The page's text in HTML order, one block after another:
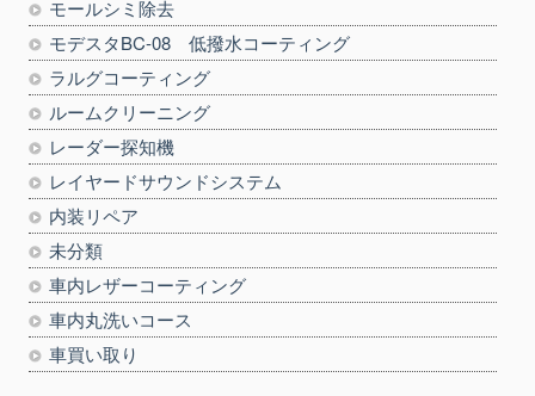
モールシミ除去
モデスタBC-08 低撥水コーティング
ラルグコーティング
ルームクリーニング
レーダー探知機
レイヤードサウンドシステム
内装リペア
未分類
車内レザーコーティング
車内丸洗いコース
車買い取り